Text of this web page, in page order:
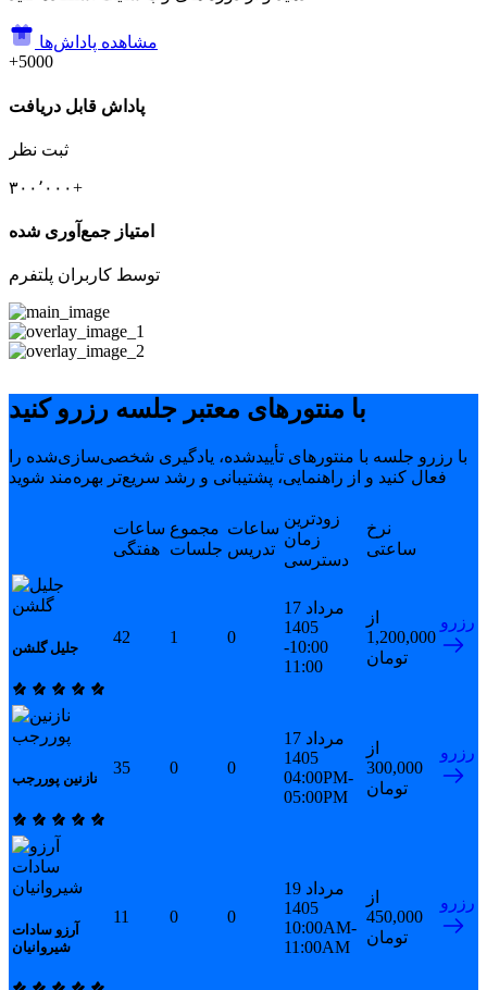
مشاهده پاداش‌ها
+5000
پاداش قابل دریافت
ثبت نظر
۳۰۰٬۰۰۰+
امتیاز جمع‌آوری شده
توسط کاربران پلتفرم
با منتورهای معتبر جلسه رزرو کنید
با رزرو جلسه با منتورهای تأییدشده، یادگیری شخصی‌سازی‌شده را
فعال کنید و از راهنمایی، پشتیبانی و رشد سریع‌تر بهره‌مند شوید
ساعات
هفتگی
مجموع
جلسات
ساعات
تدریس
زودترین
زمان
دسترسی
نرخ
ساعتی
جلیل گلشن
42 1 0
17 مرداد
1405
10:00-
11:00
از
1,200,000
تومان
رزرو
نازنین پوررجب
35 0 0
17 مرداد
1405
04:00PM-
05:00PM
از
300,000
تومان
رزرو
آرزو سادات
شیروانیان
11 0 0
19 مرداد
1405
10:00AM-
11:00AM
از
450,000
تومان
رزرو